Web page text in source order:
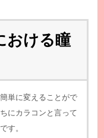
おける瞳
単に変えることがで
にカラコンと言って
す。